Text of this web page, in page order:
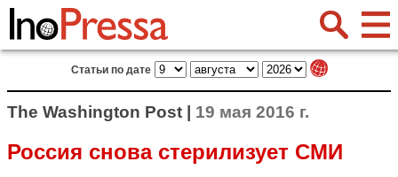
Статьи по дате
The Washington Post | 19 мая 2016 г.
Россия снова стерилизует СМИ